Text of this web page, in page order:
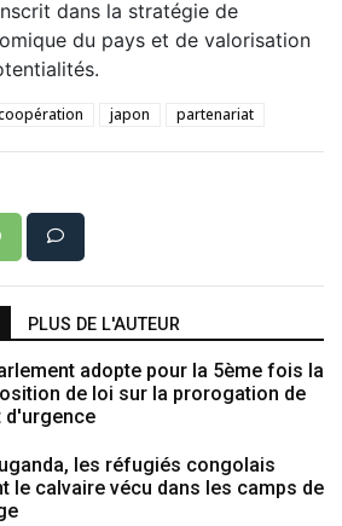
dans la stratégie de
du pays et de valorisation
japon partenariat
PLUS DE L'AUTEUR
adopte pour la 5ème fois la
de loi sur la prorogation de
d'urgence
les réfugiés congolais
le calvaire vécu dans les camps de